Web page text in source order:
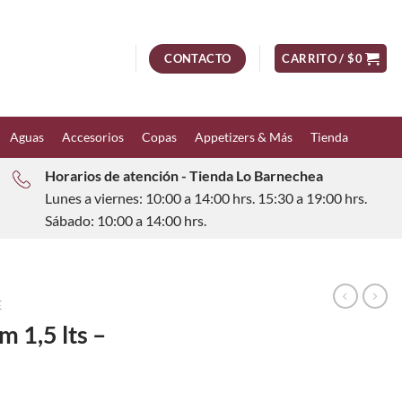
CONTACTO CARRITO /$0
Aguas Accesorios Copas Appetizers & Más Tienda
Horarios de atención - Tienda Lo Barnechea
Lunes a viernes: 10:00 a 14:00 hrs. 15:30 a 19:00 hrs.
Sábado: 10:00 a 14:00 hrs.
1,5 lts –